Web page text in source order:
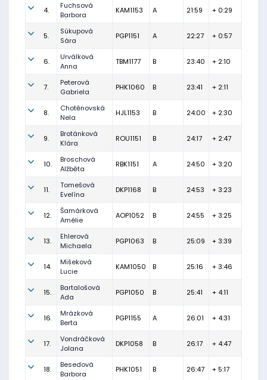
4.
Fuchsová
Barbora
KAM1153 A 21:59 + 0:29
5.
Súkupová
Sára
PGP1151 A 22:27 + 0:57
6.
Urválková
Anna
TBM1177 B 23:40 + 2:10
7.
Peterová
Gabriela
PHK1060 B 23:41 + 2:11
8.
Chotěnovská
Nela
HJL1153 B 24:00 + 2:30
9.
Brotánková
Klára
ROU1151 B 24:17 + 2:47
10.
Broschová
Alžběta
RBK1151 A 24:50 + 3:20
11.
Tomešová
Evelína
DKP1168 B 24:53 + 3:23
12.
Šamárková
Amélie
AOP1052 B 24:55 + 3:25
13.
Ehlerová
Michaela
PGP1063 B 25:09 + 3:39
14.
Mišeková
Lucie
KAM1050 B 25:16 + 3:46
15.
Bartalošová
Ada
PGP1050 B 25:41 + 4:11
16.
Mrázková
Berta
PGP1155 A 26:01 + 4:31
17.
Vondráčková
Jolana
DKP1058 B 26:17 + 4:47
18.
Besedová
Barbora
PHK1051 B 26:47 + 5:17